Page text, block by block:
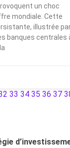
un choc
mondiale. Cette
illustrée
banques centrales
33 34 35 36 37